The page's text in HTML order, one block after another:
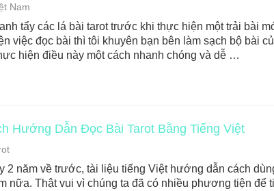
Nam
tẩy các lá bài tarot trước khi thực hiện một trải bài
việc đọc bài thì tôi khuyên bạn bên làm sạch bộ bài
hiện điều này một cách nhanh chóng và dễ …
Hướng Dẫn Đọc Bài Tarot Bằng Tiếng Việt
2 năm về trước, tài liệu tiếng Việt hướng dẫn cách
nữa. Thật vui vì chúng ta đã có nhiều phương tiện để